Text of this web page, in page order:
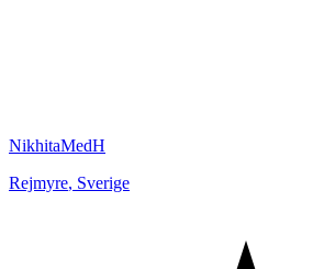
NikhitaMedH
Rejmyre, Sverige